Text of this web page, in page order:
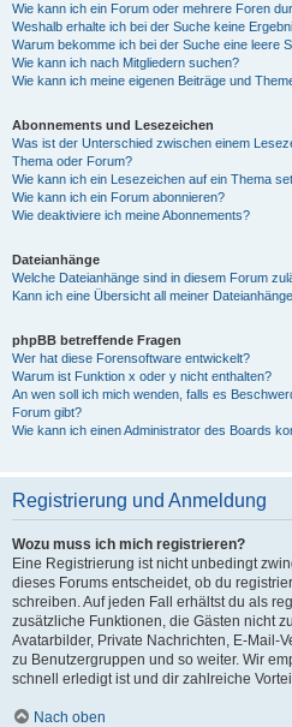
Wie kann ich ein Forum oder mehrere Foren
Weshalb erhalte ich bei der Suche keine
Warum bekomme ich bei der Suche eine leere
Wie kann ich nach Mitgliedern suchen?
Wie kann ich meine eigenen Beiträge und
Abonnements und Lesezeichen
Was ist der Unterschied zwischen einem
Thema oder Forum?
Wie kann ich ein Lesezeichen auf ein Thema
Wie kann ich ein Forum abonnieren?
Wie deaktiviere ich meine Abonnements?
Dateianhänge
Welche Dateianhänge sind in diesem Forum
Kann ich eine Übersicht all meiner
phpBB betreffende Fragen
Wer hat diese Forensoftware entwickelt?
Warum ist Funktion x oder y nicht enthalten?
An wen soll ich mich wenden, falls es
Forum gibt?
Wie kann ich einen Administrator des Boards
Registrierung und Anmeldung
Wozu muss ich mich registrieren?
Eine Registrierung ist nicht unbedingt
dieses Forums entscheidet, ob du
schreiben. Auf jeden Fall erhältst du als
zusätzliche Funktionen, die Gästen nicht
Avatarbilder, Private Nachrichten, E-Mail-
zu Benutzergruppen und so weiter. Wir
schnell erledigt ist und dir zahlreiche
Nach oben